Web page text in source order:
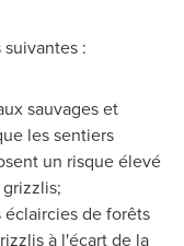
:
sauvages et
les sentiers
un risque élevé
de forêts
à l'écart de la